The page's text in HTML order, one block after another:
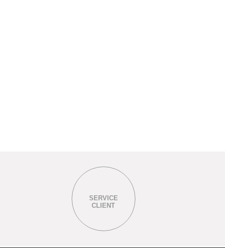
SERVICE
CLIENT